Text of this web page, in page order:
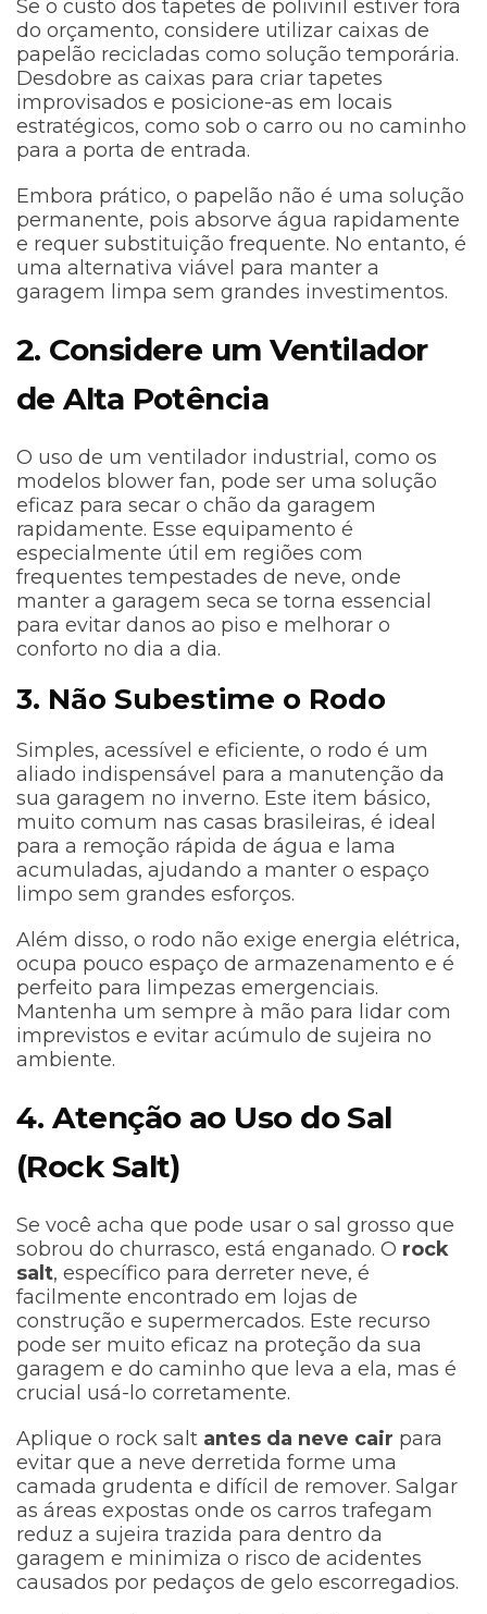
Se o custo dos tapetes de polivinil estiver fora
do orçamento, considere utilizar caixas de
papelão recicladas como solução temporária.
Desdobre as caixas para criar tapetes
improvisados e posicione-as em locais
estratégicos, como sob o carro ou no caminho
para a porta de entrada.
Embora prático, o papelão não é uma solução
permanente, pois absorve água rapidamente
e requer substituição frequente. No entanto, é
uma alternativa viável para manter a
garagem limpa sem grandes investimentos.
2. Considere um Ventilador
de Alta Potência
O uso de um ventilador industrial, como os
modelos blower fan, pode ser uma solução
eficaz para secar o chão da garagem
rapidamente. Esse equipamento é
especialmente útil em regiões com
frequentes tempestades de neve, onde
manter a garagem seca se torna essencial
para evitar danos ao piso e melhorar o
conforto no dia a dia.
3. Não Subestime o Rodo
Simples, acessível e eficiente, o rodo é um
aliado indispensável para a manutenção da
sua garagem no inverno. Este item básico,
muito comum nas casas brasileiras, é ideal
para a remoção rápida de água e lama
acumuladas, ajudando a manter o espaço
limpo sem grandes esforços.
Além disso, o rodo não exige energia elétrica,
ocupa pouco espaço de armazenamento e é
perfeito para limpezas emergenciais.
Mantenha um sempre à mão para lidar com
imprevistos e evitar acúmulo de sujeira no
ambiente.
4. Atenção ao Uso do Sal
(Rock Salt)
Se você acha que pode usar o sal grosso que
sobrou do churrasco, está enganado. O rock
salt, específico para derreter neve, é
facilmente encontrado em lojas de
construção e supermercados. Este recurso
pode ser muito eficaz na proteção da sua
garagem e do caminho que leva a ela, mas é
crucial usá-lo corretamente.
Aplique o rock salt antes da neve cair para
evitar que a neve derretida forme uma
camada grudenta e difícil de remover. Salgar
as áreas expostas onde os carros trafegam
reduz a sujeira trazida para dentro da
garagem e minimiza o risco de acidentes
causados por pedaços de gelo escorregadios.